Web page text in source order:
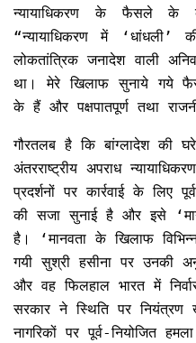
न्यायाधिकरण के फैसले के
“न्यायाधिकरण में
लोकतांत्रिक जनादेश वाली
था। मेरे खिलाफ सुनाये गये
के हैं और पक्षपातपूर्ण तथा
गौरतलब है कि बांग्लादेश की
अंतरराष्ट्रीय अपराध
प्रदर्शनों पर कार्रवाई के लिए
की सजा सुनाई है और इसे
है। ‘मानवता के खिलाफ
गयी सुश्री हसीना पर उनकी
और वह फिलहाल भारत में
सरकार ने स्थिति पर
नागरिकों पर पूर्व-नियोजित